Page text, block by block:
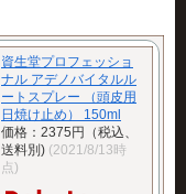
資生堂プロフェッショ
ナル アデノバイタルル
ートスプレー （頭皮用
日焼け止め） 150ml
価格：2375円（税込、
送料別) (2021/8/13時
点)